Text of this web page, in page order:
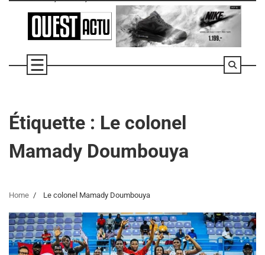
Étiquette : Le colonel
Mamady Doumbouya
Home Le colonel Mamady Doumbouya